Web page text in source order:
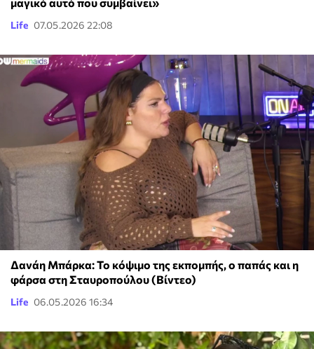
μαγικό αυτό που συμβαίνει»
Life 07.05.2026 22:08
Δανάη Μπάρκα: Το κόψιμο της εκπομπής, ο παπάς και η
φάρσα στη Σταυροπούλου (Βίντεο)
Life 06.05.2026 16:34